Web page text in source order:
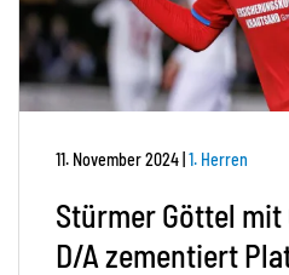
11. November 2024 1. Herren
Stürmer Göttel
D/A zementiert